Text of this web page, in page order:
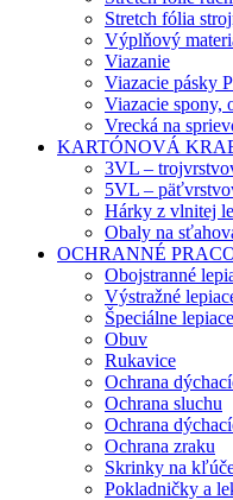
Stretch fólia
Výplňový
Viazanie
Viazacie pásky
Viazacie spony,
Vrecká na
KARTÓNOVÁ
3VL –
5VL –
Hárky z vlnitej
Obaly na
OCHRANNÉ
Obojstranné
Výstražné
Špeciálne
Obuv
Rukavice
Ochrana
Ochrana sluchu
Ochrana
Ochrana zraku
Skrinky na
Pokladničky a